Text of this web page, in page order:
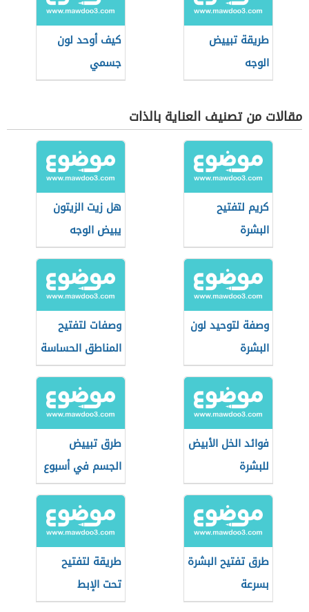
طريقة تبييض
الوجه
كيف أوحد لون
جسمي
مقالات من تصنيف العناية بالذات
كريم لتفتيح
البشرة
هل زيت الزيتون
يبيض الوجه
وصفة لتوحيد لون
البشرة
وصفات لتفتيح
المناطق الحساسة
فوائد الخل الأبيض
للبشرة
طرق تبييض
الجسم في أسبوع
طرق تفتيح البشرة
بسرعة
طريقة لتفتيح
تحت الإبط